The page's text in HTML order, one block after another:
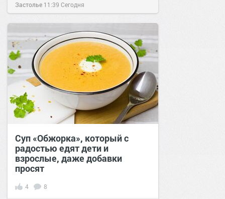
Застолье 11:39 Сегодня
Суп «Обжорка», который с
радостью едят дети и
взрослые, даже добавки
просят
4 8